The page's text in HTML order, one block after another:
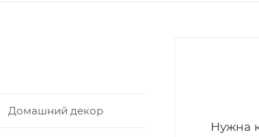
Домашний декор
Нужна